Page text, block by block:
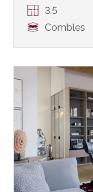
3.5
Combles